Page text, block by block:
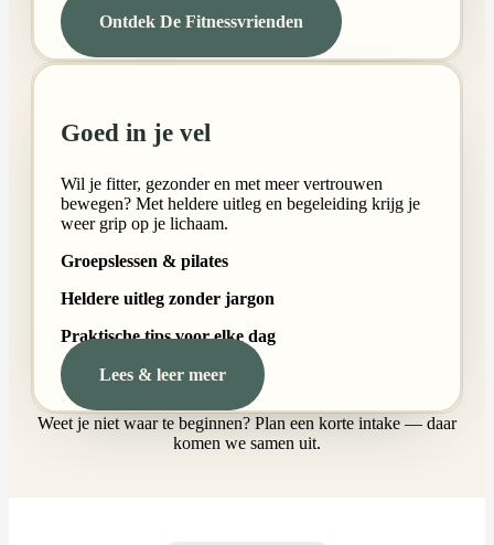
Ontdek De Fitnessvrienden
Goed in je vel
Wil je fitter, gezonder en met meer vertrouwen
bewegen? Met heldere uitleg en begeleiding krijg je
weer grip op je lichaam.
Groepslessen & pilates
Heldere uitleg zonder jargon
Praktische tips voor elke dag
Lees & leer meer
Weet je niet waar te beginnen? Plan een korte intake — daar
komen we samen uit.